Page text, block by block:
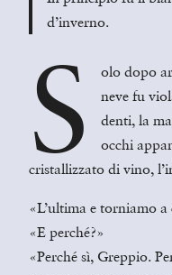
d’inverno.
S
olo dopo
neve fu
denti, la
occhi
cristallizzato di vino,
«L’ultima e torniamo a
«E perché?»
«Perché sì, Greppio.